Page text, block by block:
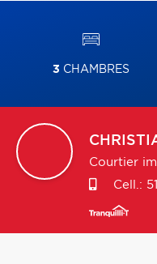
3 CHAMBRES
Courtier
Cell.: